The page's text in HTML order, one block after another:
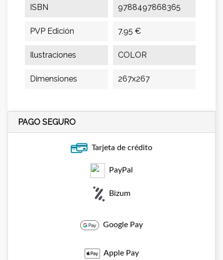
ISBN 9788497868365
PVP Edición 7.95 €
Ilustraciones COLOR
Dimensiones 267x267
PAGO SEGURO
Tarjeta de crédito
PayPal
Bizum
Google Pay
Apple Pay